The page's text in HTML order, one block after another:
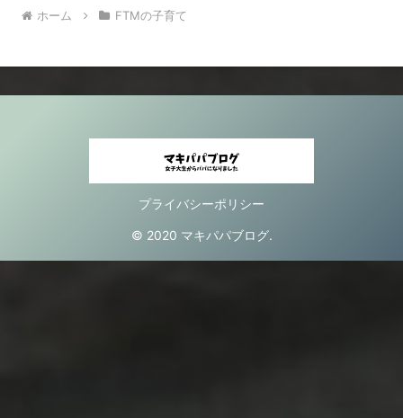
ホーム FTMの子育て
プライバシーポリシー
© 2020 マキパパブログ.